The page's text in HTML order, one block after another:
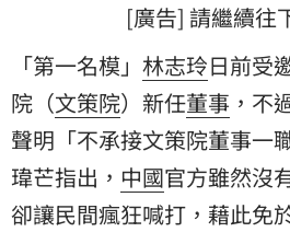
[廣告] 請繼續往
「第一名模」 林志玲日前受
院（文策院）新任董事 ，不
聲明「不承接文策院董事一
瑋芒指出， 中國官方雖然沒
卻讓民間瘋狂喊打，藉此免